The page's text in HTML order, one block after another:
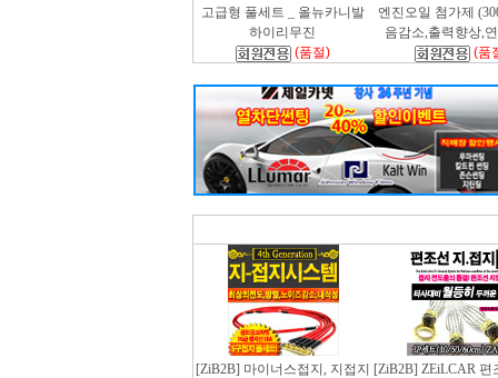
고급형 풀세트 _ 올뉴카니발
하이리무진
(품절)
엔진오일 첨가제
음감소,출력향상,
(품
[ZiB2B] 마이너스접지, 지접지
[ZiB2B] ZEiLCAR 편